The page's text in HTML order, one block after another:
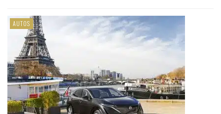
AUTOS